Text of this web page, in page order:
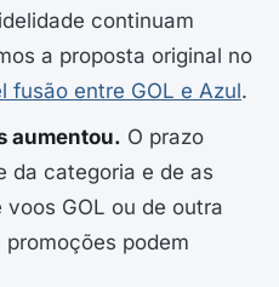
continuam
a proposta original no
fusão entre GOL e Azul.
aumentou. O prazo
da categoria e de as
GOL ou de outra
podem